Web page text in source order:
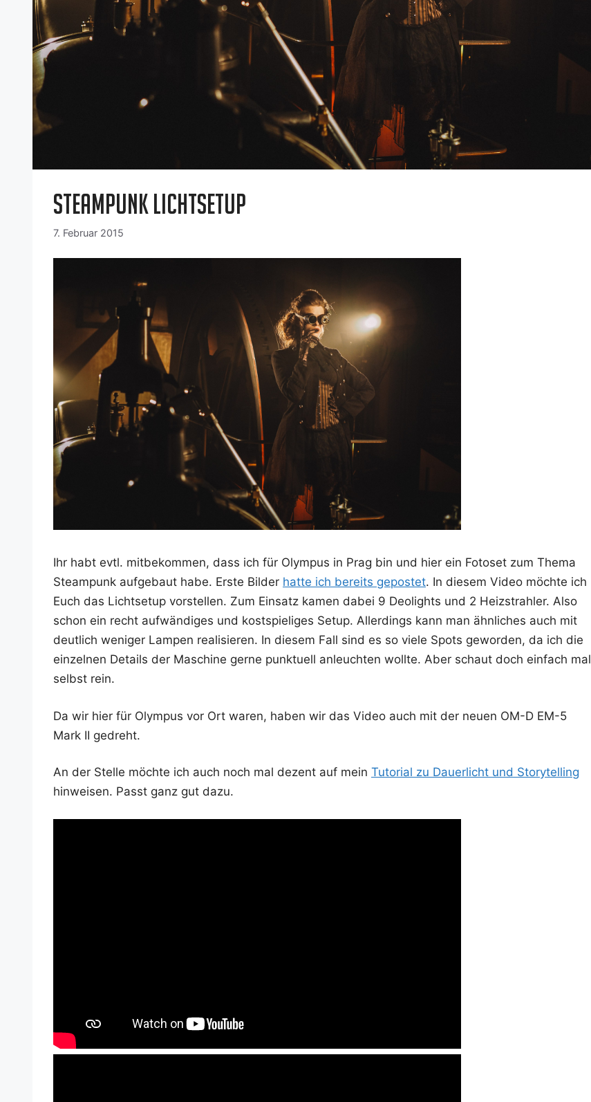
Steampunk Lichtsetup
7. Februar 2015
Ihr habt evtl. mit­be­kom­men, dass ich für Olym­pus in Prag bin und hier ein Foto­set zum The­ma
Steam­punk auf­ge­baut habe. Ers­te Bil­der hat­te ich bereits gepos­tet. In die­sem Video möch­te ich
Euch das Licht­set­up vor­stel­len. Zum Ein­satz kamen dabei 9 Deo­lights und 2 Heiz­strah­ler. Also
schon ein recht auf­wän­di­ges und kost­spie­li­ges Set­up. Aller­dings kann man ähn­li­ches auch mit
deut­lich weni­ger Lam­pen rea­li­sie­ren. In die­sem Fall sind es so vie­le Spots gewor­den, da ich die
ein­zel­nen Details der Maschi­ne ger­ne punk­tu­ell anleuch­ten woll­te. Aber schaut doch ein­fach mal
selbst rein.
Da wir hier für Olym­pus vor Ort waren, haben wir das Video auch mit der neu­en OM-D EM-5
Mark II gedreht.
An der Stel­le möch­te ich auch noch mal dezent auf mein Tuto­ri­al zu Dau­er­licht und Sto­rytel­ling
hin­wei­sen. Passt ganz gut dazu.